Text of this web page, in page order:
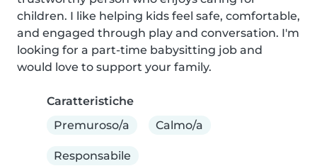
children. I like helping kids feel safe, comfortable,
and engaged through play and conversation. I'm
looking for a part-time babysitting job and
would love to support your family.
Caratteristiche
Premuroso/a
Calmo/a
Responsabile